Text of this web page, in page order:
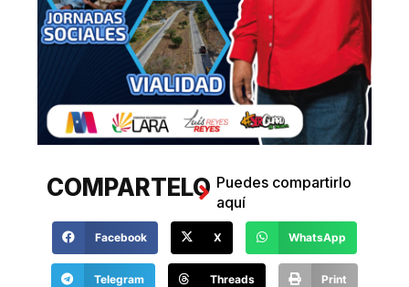
COMPARTELO Puedes compartirlo
aquí
Facebook X WhatsApp
Telegram Threads Print